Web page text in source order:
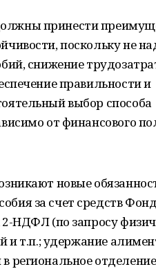
принести
поскольку не
снижение
правильности и
выбор способа
от финансового
новые
за счет средств
НДФЛ (по запросу
и т.п.; удержание
региональное отделение